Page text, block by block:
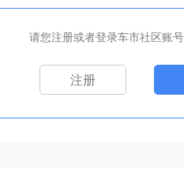
请您注册或者登录车市社区账
注册